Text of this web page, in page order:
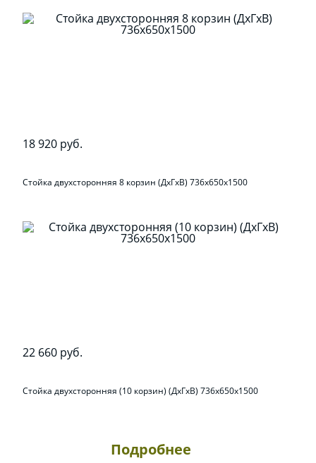
Подробнее
18 920 руб.
Стойка двухсторонняя 8 корзин (ДхГхВ) 736х650х1500
22 660 руб.
Стойка двухсторонняя (10 корзин) (ДхГхВ) 736х650х1500